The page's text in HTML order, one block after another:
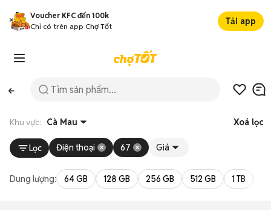
Voucher KFC đến 100k
Chỉ có trên app Chợ Tốt
Tải app
Khu vực: Cà Mau Xoá lọc
Lọc Điện thoại 67 Giá
Dung lượng: 64 GB 128 GB 256 GB 512 GB 1 TB